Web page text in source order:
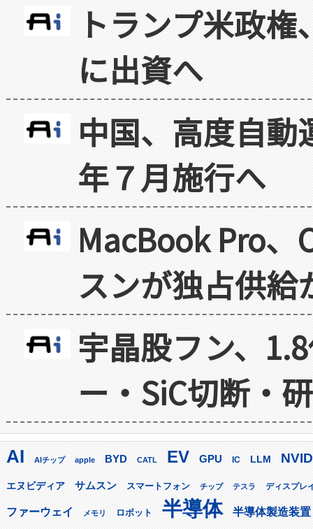
トランプ米政
に出資へ
中国、高度自
年７月施行へ
MacBook Pro
スンが独占供給
宇晶股フン、
ー・SiC切断・
AI AIチップ apple BYD CATL EV GPU IC LLM
エヌビディア サムスン スマートフォン チップ テスラ ディスプレ
ファーウェイ メモリ ロボット 半導体 半導体製造装置